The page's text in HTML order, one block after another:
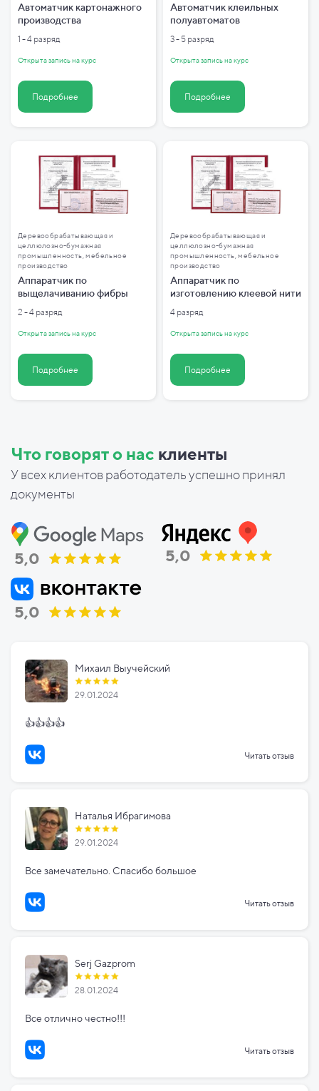
Автоматчик картонажного
производства
1 - 4 разряд
Открыта запись на курс
Подробнее
Автоматчик клеильных
полуавтоматов
3 - 5 разряд
Открыта запись на курс
Подробнее
Деревообрабатывающая и
целлюлозно-бумажная
промышленность, мебельное
производство
Аппаратчик по
выщелачиванию фибры
2 - 4 разряд
Открыта запись на курс
Подробнее
Деревообрабатывающая и
целлюлозно-бумажная
промышленность, мебельное
производство
Аппаратчик по
изготовлению клеевой нити
4 разряд
Открыта запись на курс
Подробнее
Что говорят о нас клиенты
У всех клиентов работодатель успешно принял
документы
5,0 5,0
5,0
Михаил Выучейский
29.01.2024
👍👍👍👍
Читать отзыв
Наталья Ибрагимова
29.01.2024
Все замечательно. Спасибо большое
Читать отзыв
Serj Gazprom
28.01.2024
Все отлично честно!!!
Читать отзыв